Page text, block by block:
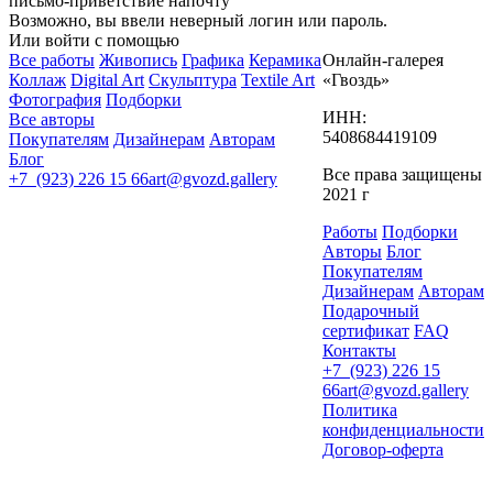
Возможно, вы ввели неверный логин или пароль.
Или войти с помощью
Все работы Живопись Графика Керамика
Коллаж Digital Art Скульптура Textile Art
Фотография Подборки
Все авторы
Покупателям Дизайнерам Авторам
Блог
+7 (923) 226 15 66art@gvozd.gallery
Онлайн-галерея
«Гвоздь»
ИНН:
5408684419109
Все права защищены
2021 г
Работы Подборки
Авторы Блог
Покупателям
Дизайнерам Авторам
Подарочный
сертификат FAQ
Контакты
+7 (923) 226 15
66art@gvozd.gallery
Политика
конфиденциальности
Договор-оферта